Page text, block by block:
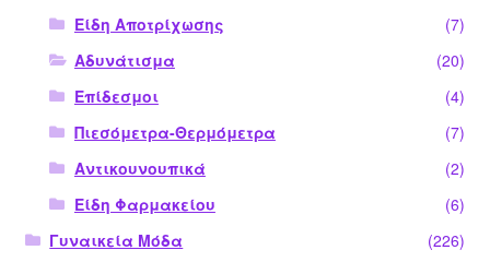
Είδη Αποτρίχωσης
(7)
Αδυνάτισμα
(20)
Επίδεσμοι
(4)
Πιεσόμετρα-Θερμόμετρα
(7)
Αντικουνουπικά
(2)
Είδη Φαρμακείου
(6)
Γυναικεία Μόδα
(226)